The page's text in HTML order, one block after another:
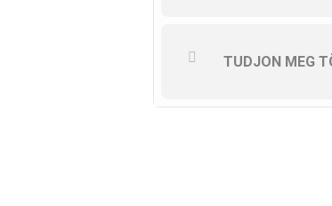
MBH Bank Nyrt.
támogatásával
TUDJON MEG